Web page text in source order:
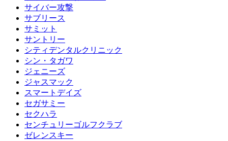
サイバー攻撃
サブリース
サミット
サントリー
シティデンタルクリニック
シン・タガワ
ジェニーズ
ジャスマック
スマートデイズ
セガサミー
セクハラ
センチュリーゴルフクラブ
ゼレンスキー